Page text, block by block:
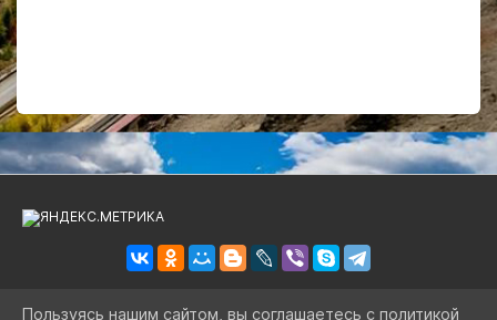
Пользуясь нашим сайтом, вы соглашаетесь с политикой